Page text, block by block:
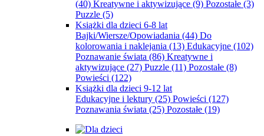
(40) Kreatywne i aktywizujące (9) Pozostałe (3)
Puzzle (5)
Książki dla dzieci 6-8 lat
Bajki/Wiersze/Opowiadania (44) Do
kolorowania i naklejania (13) Edukacyjne (102)
Poznawanie świata (86) Kreatywne i
aktywizujące (27) Puzzle (11) Pozostałe (8)
Powieści (122)
Książki dla dzieci 9-12 lat
Edukacyjne i lektury (25) Powieści (127)
Poznawania świata (25) Pozostałe (19)